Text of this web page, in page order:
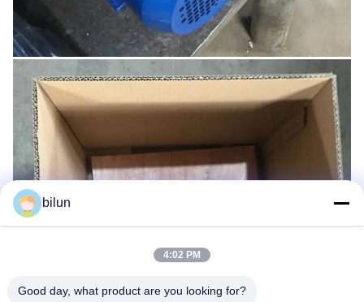
bilun
4:02 PM
Good day, what product are you looking for?